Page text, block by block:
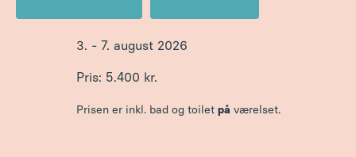
3. - 7. august 2026
Pris: 5.400 kr.
Prisen er inkl. bad og toilet på værelset.